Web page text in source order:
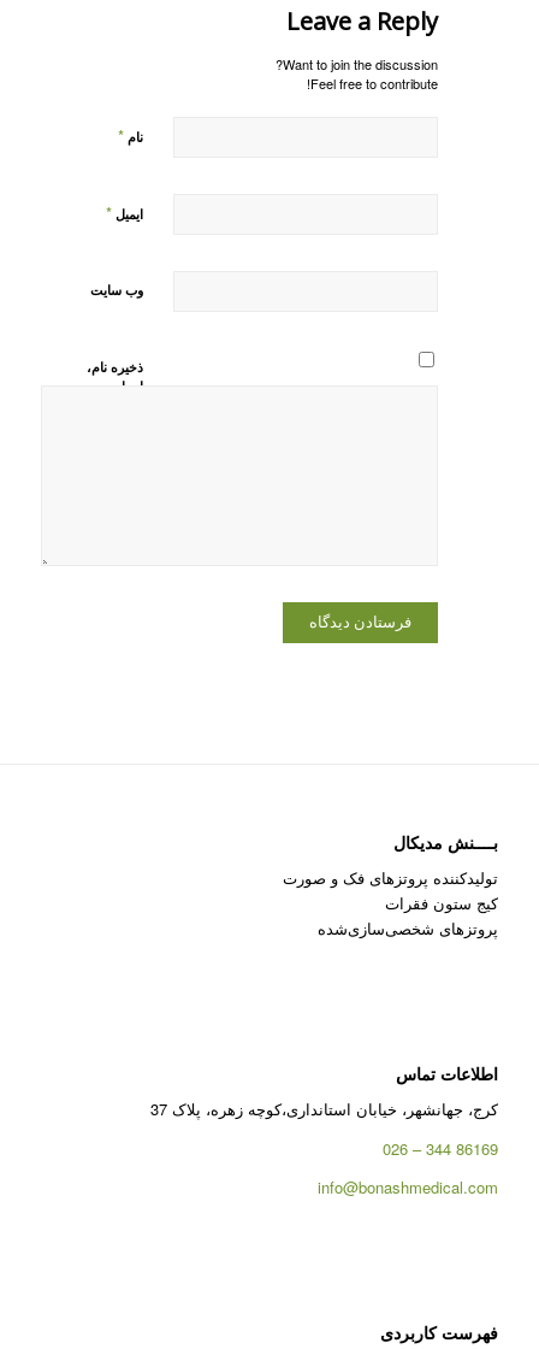
Leave a Reply
Want to join the discussion?
Feel free to contribute!
نام *
ایمیل *
وب‌ سایت
ذخیره نام،
ایمیل و
بــــنش مدیکال
تولیدکننده پروتزهای فک و صورت
کیج ستون فقرات
پروتزهای شخصی‌سازی‌شده
اطلاعات تماس
کرج، جهانشهر، خیابان استانداری،کوچه زهره، پلاک 37
86169 344 – 026
info@bonashmedical.com
فهرست کاربردی